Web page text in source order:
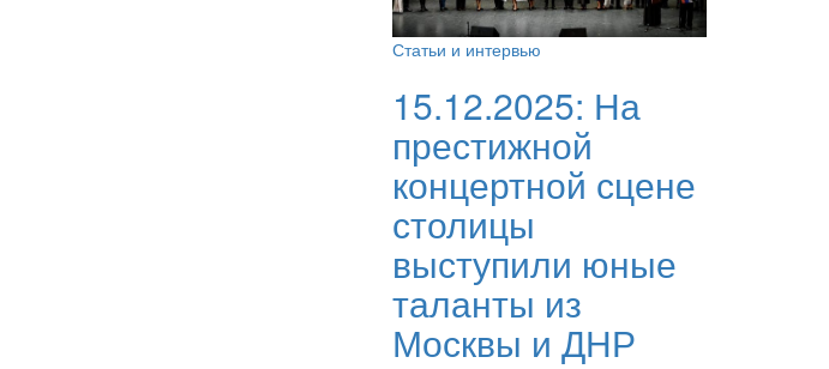
Статьи и интервью
15.12.2025: На
престижной
концертной сцене
столицы
выступили юные
таланты из
Москвы и ДНР